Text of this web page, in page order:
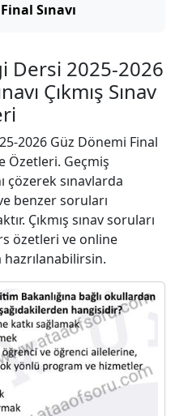
Sınavı
Dersi 2025-2026
Çıkmış Sınav
2026 Güz Dönemi Final
Özetleri. Geçmiş
çözerek sınavlarda
benzer soruları
Çıkmış sınav soruları
özetleri ve online
hazrılanabilirsin.